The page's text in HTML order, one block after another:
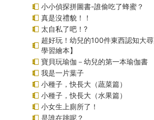
小小偵探拼圖書-誰偷吃了蜂蜜？
真是沒禮貌！！
太自私了吧！?
超好玩！幼兒的100件東西認知大
學習繪本】
寶貝玩瑜伽－幼兒的第一本瑜伽書
我是一片葉子
小種子，快長大（蔬菜篇）
小種子，快長大（水果篇）
小女生上廁所了！
是誰在跳呢？